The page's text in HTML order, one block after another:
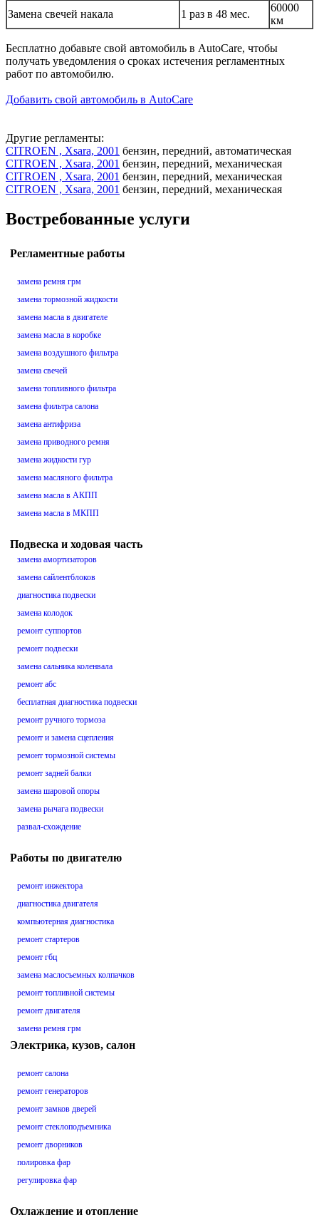
Замена свечей накала 1 раз в 48 мес.
60000
км
Бесплатно добавьте свой автомобиль в AutoCare, чтобы
получать уведомления о сроках истечения регламентных
работ по автомобилю.
Добавить свой автомобиль в AutoCare
Другие регламенты:
CITROEN , Xsara, 2001 бензин, передний, автоматическая
CITROEN , Xsara, 2001 бензин, передний, механическая
CITROEN , Xsara, 2001 бензин, передний, механическая
CITROEN , Xsara, 2001 бензин, передний, механическая
Востребованные услуги
Регламентные работы
замена ремня грм
замена тормозной жидкости
замена масла в двигателе
замена масла в коробке
замена воздушного фильтра
замена свечей
замена топливного фильтра
замена фильтра салона
замена антифриза
замена приводного ремня
замена жидкости гур
замена масляного фильтра
замена масла в АКПП
замена масла в МКПП
Подвеска и ходовая часть
замена амортизаторов
замена сайлентблоков
диагностика подвески
замена колодок
ремонт суппортов
ремонт подвески
замена сальника коленвала
ремонт абс
бесплатная диагностика подвески
ремонт ручного тормоза
ремонт и замена сцепления
ремонт тормозной системы
ремонт задней балки
замена шаровой опоры
замена рычага подвески
развал-схождение
Работы по двигателю
ремонт инжектора
диагностика двигателя
компьютерная диагностика
ремонт стартеров
ремонт гбц
замена маслосъемных колпачков
ремонт топливной системы
ремонт двигателя
замена ремня грм
Электрика, кузов, салон
ремонт салона
ремонт генераторов
ремонт замков дверей
ремонт стеклоподъемника
ремонт дворников
полировка фар
регулировка фар
Охлаждение и отопление